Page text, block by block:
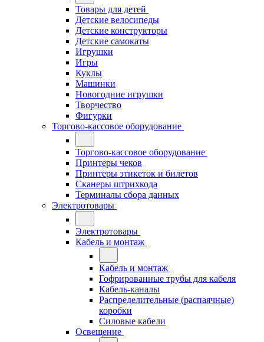
Товары для детей
Детские велосипеды
Детские конструкторы
Детские самокаты
Игрушки
Игры
Куклы
Машинки
Новогодние игрушки
Творчество
Фигурки
Торгово-кассовое оборудование
Торгово-кассовое оборудование
Принтеры чеков
Принтеры этикеток и билетов
Сканеры штрихкода
Терминалы сбора данных
Электротовары
Электротовары
Кабель и монтаж
Кабель и монтаж
Гофрированные трубы для кабеля
Кабель-каналы
Распределительные (распаячные)
коробки
Силовые кабели
Освещение